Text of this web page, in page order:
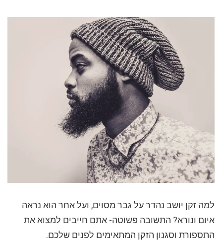
למה זקן יושב נהדר על גבר מסוים, ועל אחר הוא נראה
איום ונורא? התשובה פשוטה- אתם חייבים למצוא את
התספורת וסגנון הזקן המתאימים לפנים שלכם.